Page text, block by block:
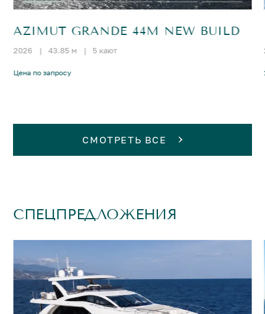
AZIMUT GRANDE 44M NEW BUILD
2026 | 43.85 м | 5 кают
Цена по запросу
СМОТРЕТЬ ВСЕ
СПЕЦПРЕДЛОЖЕНИЯ